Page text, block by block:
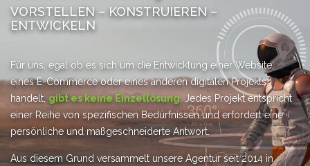
VORSTELLEN – KONSTRUIEREN –
ENTWICKELN
Für uns, egal ob es sich um die Entwicklung einer Website,
eines E-Commerce oder eines anderen digitalen Projekts
handelt, gibt es keine Einzellösung. Jedes Projekt entspricht
einer Reihe von spezifischen Bedürfnissen und erfordert eine
persönliche und maßgeschneiderte Antwort.
Aus diesem Grund versammelt unsere Agentur seit 2014 in